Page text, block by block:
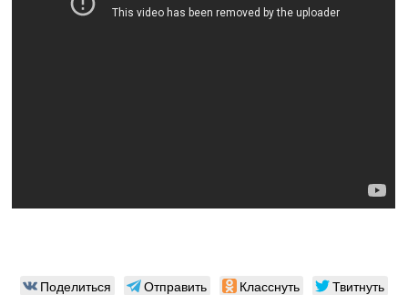
Поделиться Отправить Класснуть Твитнуть